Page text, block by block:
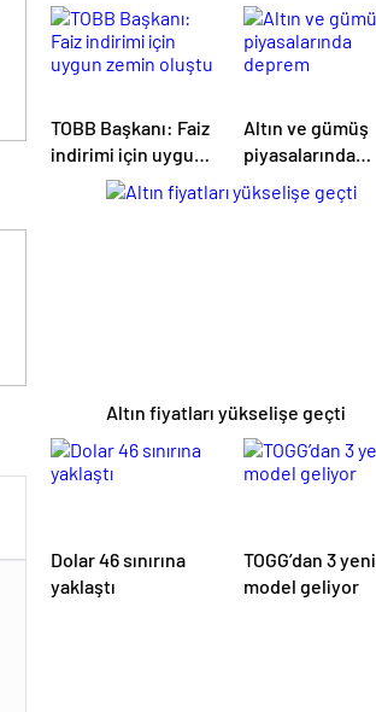
TOBB Başkanı: Faiz
indirimi için uygun
zemin oluştu
Altın ve gümüş
piyasalarında
deprem
Altın fiyatları yükselişe geçti
Dolar 46 sınırına
yaklaştı
TOGG’dan 3 yeni
model geliyor